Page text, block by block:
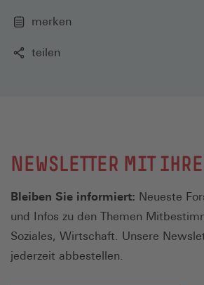
merken
teilen
NEWSLETTER MIT
Bleiben Sie informiert: Neueste
und Infos zu den Themen
Soziales, Wirtschaft. Unsere
jederzeit abbestellen.